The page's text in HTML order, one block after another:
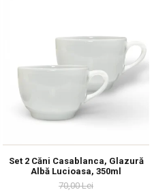
Set 2 Căni Casablanca, Glazură
Albă Lucioasa, 350ml
70,00 Lei